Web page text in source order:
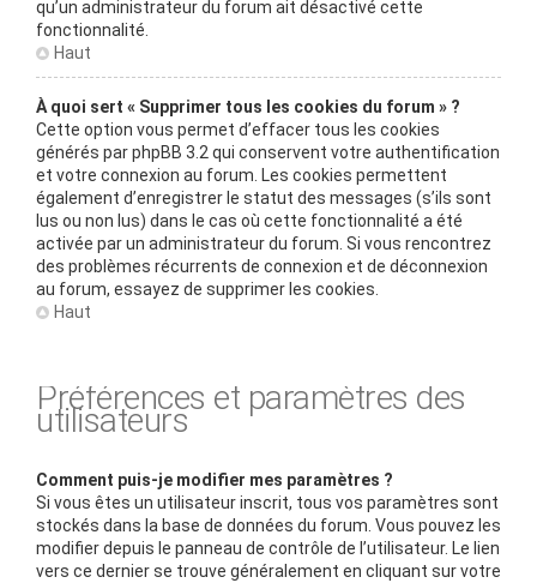
qu’un administrateur du forum ait désactivé cette
fonctionnalité.
Haut
À quoi sert « Supprimer tous les cookies du forum » ?
Cette option vous permet d’effacer tous les cookies
générés par phpBB 3.2 qui conservent votre authentification
et votre connexion au forum. Les cookies permettent
également d’enregistrer le statut des messages (s’ils sont
lus ou non lus) dans le cas où cette fonctionnalité a été
activée par un administrateur du forum. Si vous rencontrez
des problèmes récurrents de connexion et de déconnexion
au forum, essayez de supprimer les cookies.
Haut
Préférences et paramètres des
utilisateurs
Comment puis-je modifier mes paramètres ?
Si vous êtes un utilisateur inscrit, tous vos paramètres sont
stockés dans la base de données du forum. Vous pouvez les
modifier depuis le panneau de contrôle de l’utilisateur. Le lien
vers ce dernier se trouve généralement en cliquant sur votre